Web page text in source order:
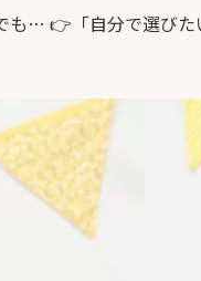
も… 👉「自分で選び